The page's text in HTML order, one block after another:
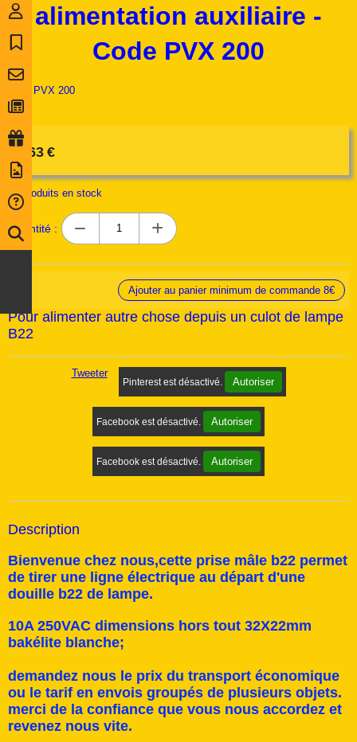
alimentation auxiliaire -
Code PVX 200
PVX 200
4,63 €
13produits en stock
Quantité :
Ajouter au panier minimum de commande 8€
Pour alimenter autre chose depuis un culot de lampe
B22
Tweeter
Pinterest est désactivé. Autoriser
Facebook est désactivé. Autoriser
Facebook est désactivé. Autoriser
Description
Bienvenue chez nous,cette prise mâle b22 permet
de tirer une ligne électrique au départ d'une
douille b22 de lampe.
10A 250VAC dimensions hors tout 32X22mm
bakélite blanche;
demandez nous le prix du transport économique
ou le tarif en envois groupés de plusieurs objets.
merci de la confiance que vous nous accordez et
revenez nous vite.